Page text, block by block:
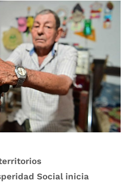
Social inicia